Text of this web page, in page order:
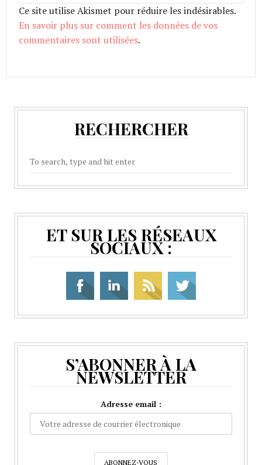
Ce site utilise Akismet pour réduire les indésirables.
En savoir plus sur comment les données de vos
commentaires sont utilisées.
RECHERCHER
ET SUR LES RÉSEAUX
SOCIAUX :
S’ABONNER À LA
NEWSLETTER
Adresse email :